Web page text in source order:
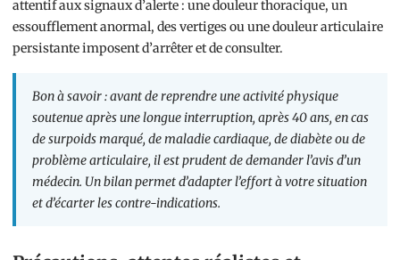
attentif aux signaux d’alerte : une douleur thoracique, un
essoufflement anormal, des vertiges ou une douleur articulaire
persistante imposent d’arrêter et de consulter.
Bon à savoir : avant de reprendre une activité physique
soutenue après une longue interruption, après 40 ans, en cas
de surpoids marqué, de maladie cardiaque, de diabète ou de
problème articulaire, il est prudent de demander l’avis d’un
médecin. Un bilan permet d’adapter l’effort à votre situation
et d’écarter les contre-indications.